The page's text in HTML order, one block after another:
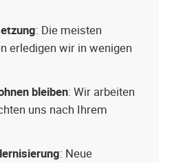
: Die meisten
erledigen wir in wenigen
bleiben: Wir arbeiten
uns nach Ihrem
: Neue